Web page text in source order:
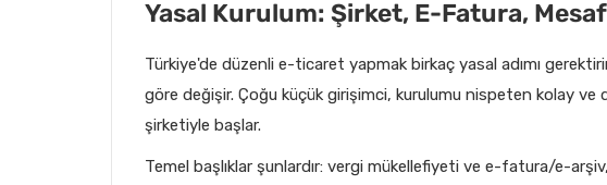
Yasal Kurulum: Şirket, E-Fatura,
Türkiye'de düzenli e-ticaret yapmak birkaç yasal adımı
göre değişir. Çoğu küçük girişimci, kurulumu nispeten kolay ve
şirketiyle başlar.
Temel başlıklar şunlardır: vergi mükellefiyeti ve e-fatura/e-